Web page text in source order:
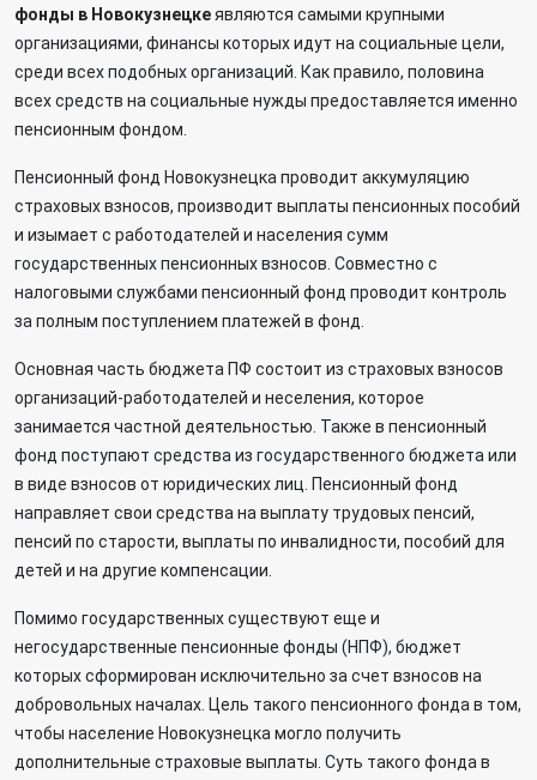
фонды в Новокузнецкеявляются самыми крупными
организациями, финансы которых идут на социальные цели,
среди всех подобных организаций. Как правило, половина
всех средств на социальные нужды предоставляется именно
пенсионным фондом.
Пенсионный фонд Новокузнецка проводит аккумуляцию
страховых взносов, производит выплаты пенсионных пособий
и изымает с работодателей и населения сумм
государственных пенсионных взносов. Совместно с
налоговыми службами пенсионный фонд проводит контроль
за полным поступлением платежей в фонд.
Основная часть бюджета ПФ состоит из страховых взносов
организаций-работодателей и неселения, которое
занимается частной деятельностью. Также в пенсионный
фонд поступают средства из государственного бюджета или
в виде взносов от юридических лиц. Пенсионный фонд
направляет свои средства на выплату трудовых пенсий,
пенсий по старости, выплаты по инвалидности, пособий для
детей и на другие компенсации.
Помимо государственных существуют еще и
негосударственные пенсионные фонды (НПФ), бюджет
которых сформирован исключительно за счет взносов на
добровольных началах. Цель такого пенсионного фонда в том,
чтобы население Новокузнецка могло получить
дополнительные страховые выплаты. Суть такого фонда в